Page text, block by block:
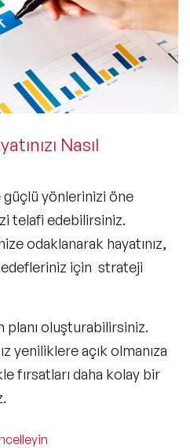
Nasıl
güçlü yönlerinizi öne
telafi edebilirsiniz.
odaklanarak hayatınız,
için strateji
planı oluşturabilirsiniz.
yeniliklere açık olmanıza
fırsatları daha kolay bir